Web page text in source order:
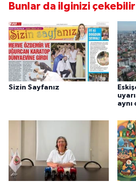
Bunlar da ilginizi çekebilir
Sizin Sayfanız
aynı